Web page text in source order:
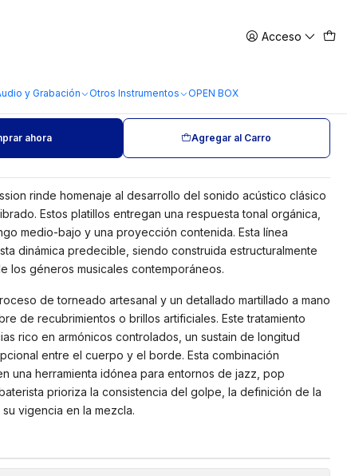
Acceso
y Grabación Otros Instrumentos OPEN BOX
Agregar al Carro
ahora
rinde homenaje al desarrollo del sonido acústico clásico
Estos platillos entregan una respuesta tonal orgánica,
medio-bajo y una proyección contenida. Esta línea
dinámica predecible, siendo construida estructuralmente
los géneros musicales contemporáneos.
de torneado artesanal y un detallado martillado a mano
de recubrimientos o brillos artificiales. Este tratamiento
rico en armónicos controlados, un sustain de longitud
entre el cuerpo y el borde. Esta combinación
una herramienta idónea para entornos de jazz, pop
prioriza la consistencia del golpe, la definición de la
vigencia en la mezcla.